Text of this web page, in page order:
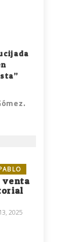
venta
2025